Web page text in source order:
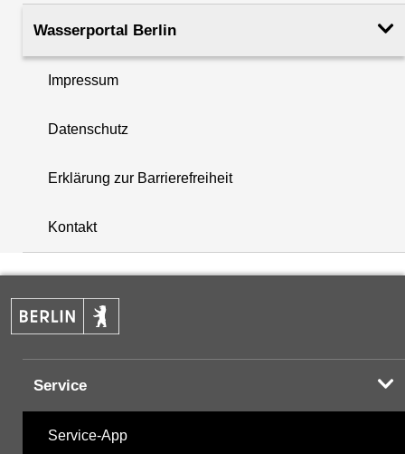
+
−
Wasserportal Berlin
Impressum
Datenschutz
Erklärung zur Barrierefreiheit
Kontakt
Service
Service-App